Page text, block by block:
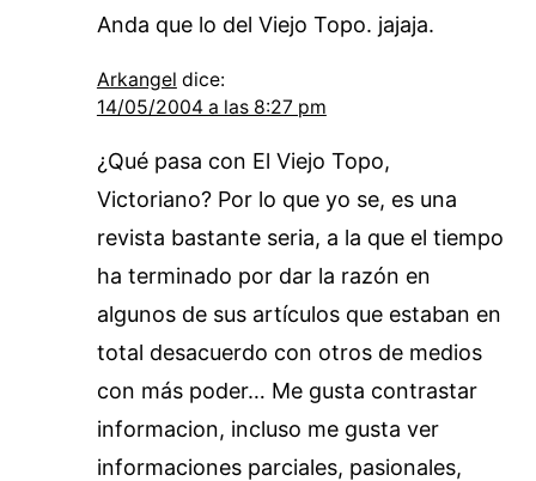
Anda que lo del Viejo Topo. jajaja.
Arkangel dice:
14/05/2004 a las 8:27 pm
¿Qué pasa con El Viejo Topo,
Victoriano? Por lo que yo se, es una
revista bastante seria, a la que el tiempo
ha terminado por dar la razón en
algunos de sus artículos que estaban en
total desacuerdo con otros de medios
con más poder… Me gusta contrastar
informacion, incluso me gusta ver
informaciones parciales, pasionales,